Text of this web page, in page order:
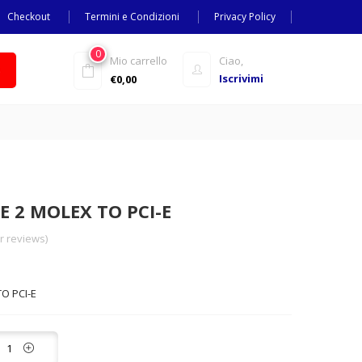
Checkout Termini e Condizioni Privacy Policy
Ciao,
Iscrivimi
0
Mio carrello
€0,00
2 MOLEX TO PCI-E
reviews)
PCI-E